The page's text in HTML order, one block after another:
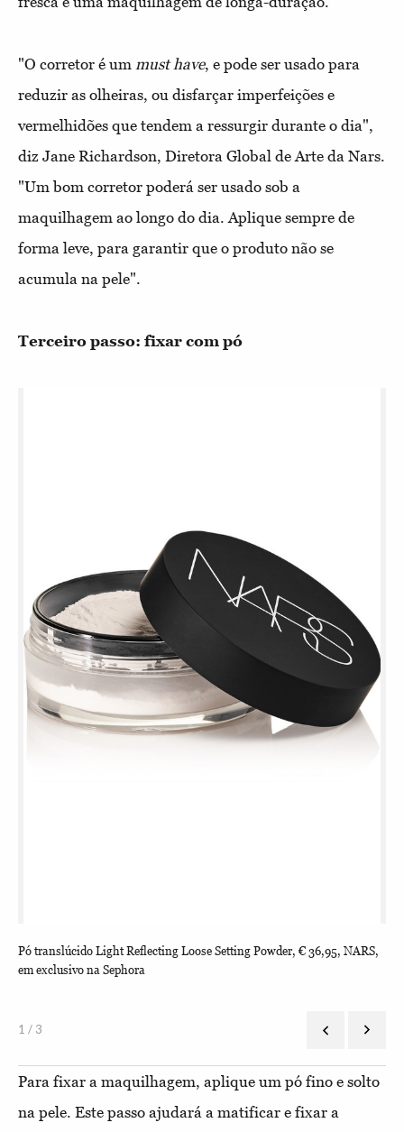
"O corretor é um must have, e pode ser usado para
reduzir as olheiras, ou disfarçar imperfeições e
vermelhidões que tendem a ressurgir durante o dia",
diz Jane Richardson, Diretora Global de Arte da Nars.
"Um bom corretor poderá ser usado sob a
maquilhagem ao longo do dia. Aplique sempre de
forma leve, para garantir que o produto não se
acumula na pele".
Terceiro passo: fixar com pó
Pó translúcido Light Reflecting Loose Setting Powder, € 36,95, NARS,
em exclusivo na Sephora
1 / 3
Para fixar a maquilhagem, aplique um pó fino e solto
na pele. Este passo ajudará a matificar e fixar a